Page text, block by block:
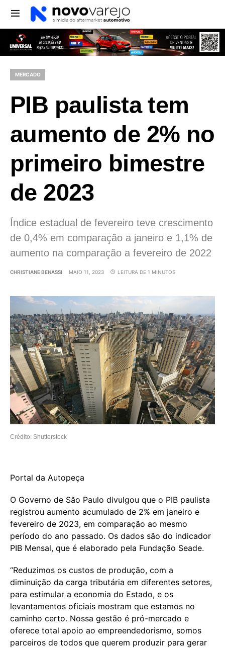
MERCADO
PIB paulista tem
aumento de 2% no
primeiro bimestre
de 2023
Índice estadual de fevereiro teve crescimento
de 0,4% em comparação a janeiro e 1,1% de
aumento na comparação a fevereiro de 2022
CHRISTIANE BENASSI MAIO 11, 2023 LEITURA DE 1 MINUTOS
Crédito: Shutterstock
Portal da Autopeça
O Governo de São Paulo divulgou que o PIB paulista
registrou aumento acumulado de 2% em janeiro e
fevereiro de 2023, em comparação ao mesmo
período do ano passado. Os dados são do indicador
PIB Mensal, que é elaborado pela Fundação Seade.
“Reduzimos os custos de produção, com a
diminuição da carga tributária em diferentes setores,
para estimular a economia do Estado, e os
levantamentos oficiais mostram que estamos no
caminho certo. Nossa gestão é pró-mercado e
oferece total apoio ao empreendedorismo, somos
parceiros de todos que querem produzir para gerar